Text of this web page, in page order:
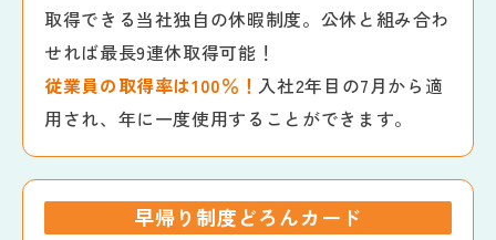
取得できる当社独自の休暇制度。公休と組み合わ
せれば最長9連休取得可能！
従業員の取得率は100％！入社2年目の7月から適
用され、年に一度使用することができます。
早帰り制度どろんカード